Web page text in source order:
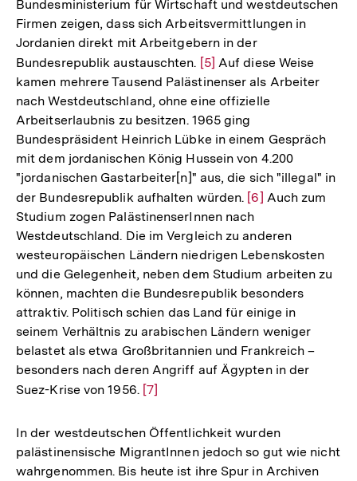
Auflösung
der
Fußnote
Bundesministerium für Wirtschaft und westdeutschen
Firmen zeigen, dass sich Arbeitsvermittlungen in
Jordanien direkt mit Arbeitgebern in der
Bundesrepublik austauschten. Zur
Auflösung
der
Fußnote
[5] Auf diese Weise
kamen mehrere Tausend Palästinenser als Arbeiter
nach Westdeutschland, ohne eine offizielle
Arbeitserlaubnis zu besitzen. 1965 ging
Bundespräsident Heinrich Lübke in einem Gespräch
mit dem jordanischen König Hussein von 4.200
"jordanischen Gastarbeiter[n]" aus, die sich "illegal" in
der Bundesrepublik aufhalten würden. Zur
Auflösung
der
Fußnote
[6] Auch zum
Studium zogen PalästinenserInnen nach
Westdeutschland. Die im Vergleich zu anderen
westeuropäischen Ländern niedrigen Lebenskosten
und die Gelegenheit, neben dem Studium arbeiten zu
können, machten die Bundesrepublik besonders
attraktiv. Politisch schien das Land für einige in
seinem Verhältnis zu arabischen Ländern weniger
belastet als etwa Großbritannien und Frankreich –
besonders nach deren Angriff auf Ägypten in der
Suez-Krise von 1956. Zur
der
Fußnote
[7]
In der westdeutschen Öffentlichkeit wurden
palästinensische MigrantInnen jedoch so gut wie nicht
wahrgenommen. Bis heute ist ihre Spur in Archiven